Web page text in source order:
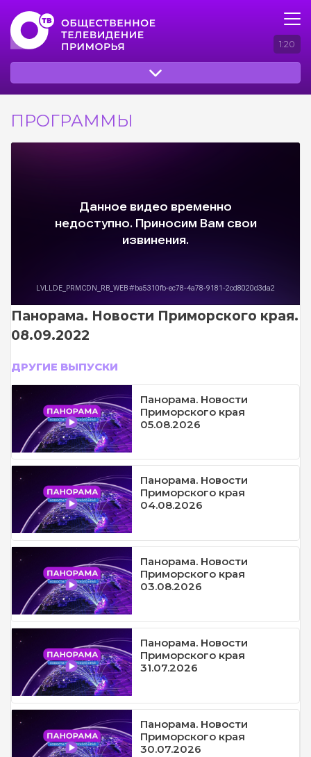
1:20
ПРОГРАММЫ
Панорама. Новости Приморского края.
08.09.2022
ДРУГИЕ ВЫПУСКИ
Панорама. Новости
Приморского края
05.08.2026
Панорама. Новости
Приморского края
04.08.2026
Панорама. Новости
Приморского края
03.08.2026
Панорама. Новости
Приморского края
31.07.2026
Панорама. Новости
Приморского края
30.07.2026